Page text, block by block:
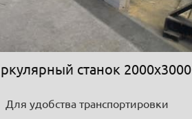
станок 2000х3000
Для удобства транспортировки